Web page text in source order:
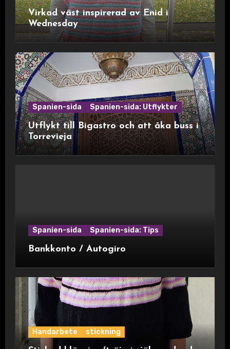
Virkad väst inspirerad av Enid i
Wednesday
Spanien-sida Spanien-sida: Utflykter
Utflykt till Bigastro och att åka buss i
Torrevieja
Spanien-sida Spanien-sida: Tips
Bankkonto / Autogiro
Handarbete stickning